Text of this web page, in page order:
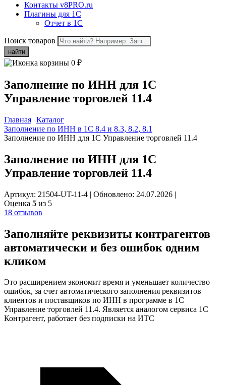
Контакты v8PRO.ru
Плагины для 1С
Отчет в 1С
Поиск товаров
найти
0 ₽
Заполнение по ИНН для 1С
Управление торговлей 11.4
Главная Каталог
Заполнение по ИНН в 1С 8.4 и 8.3, 8.2, 8.1
Заполнение по ИНН для 1С Управление торговлей 11.4
Заполнение по ИНН для 1С
Управление торговлей 11.4
Артикул: 21504-UT-11-4 | Обновлено: 24.07.2026 |
Оценка 5 из 5
18 отзывов
Заполняйте реквизиты контрагентов
автоматически и без ошибок одним
кликом
Это расширением экономит время и уменьшает количество
ошибок, за счет автоматического заполнения реквизитов
клиентов и поставщиков по ИНН в программе в 1С
Управление торговлей 11.4. Является аналогом сервиса 1С
Контрагент, работает без подписки на ИТС